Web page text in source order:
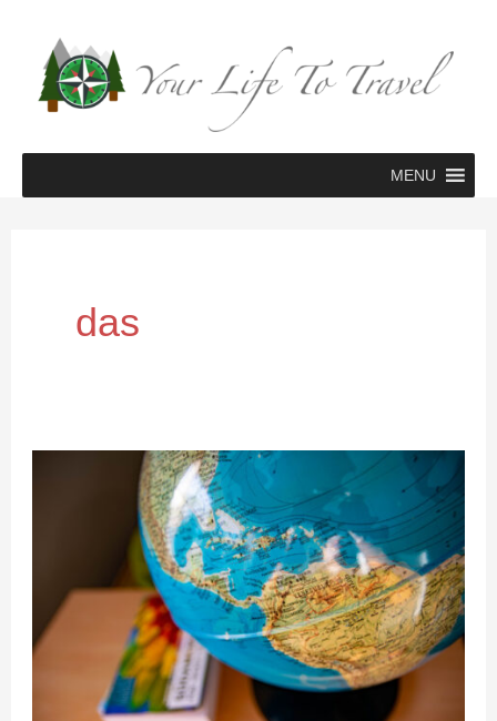
Inhalt
springen
MENU
das
darf
ich